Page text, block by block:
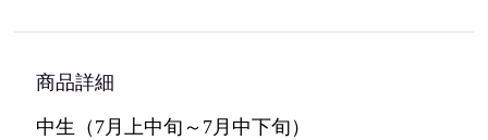
商品詳細
中生（ 7月上中旬～ 7月中下旬）